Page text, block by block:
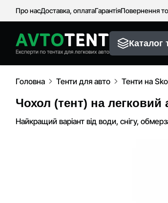
Про насДоставка, оплатаГарантіяПовернення
Каталог
Головна Тенти для авто Тенти на
Чохол (тент) на
Найкращий варіант від води, снігу,